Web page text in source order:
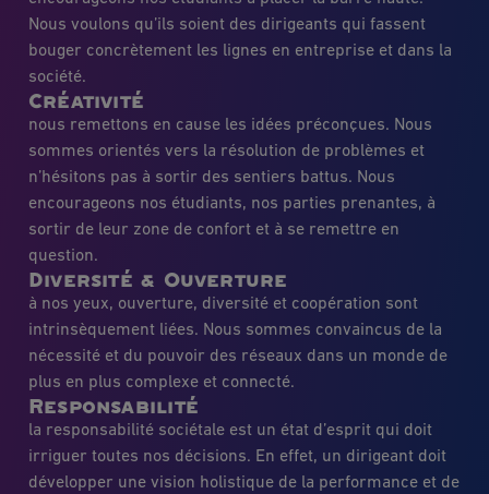
Nous voulons qu’ils soient des dirigeants qui fassent
bouger concrètement les lignes en entreprise et dans la
société.
Créativité
nous remettons en cause les idées préconçues. Nous
sommes orientés vers la résolution de problèmes et
n’hésitons pas à sortir des sentiers battus. Nous
encourageons nos étudiants, nos parties prenantes, à
sortir de leur zone de confort et à se remettre en
question.
Diversité & Ouverture
à nos yeux, ouverture, diversité et coopération sont
intrinsèquement liées. Nous sommes convaincus de la
nécessité et du pouvoir des réseaux dans un monde de
plus en plus complexe et connecté.
Responsabilité
la responsabilité sociétale est un état d’esprit qui doit
irriguer toutes nos décisions. En effet, un dirigeant doit
développer une vision holistique de la performance et de